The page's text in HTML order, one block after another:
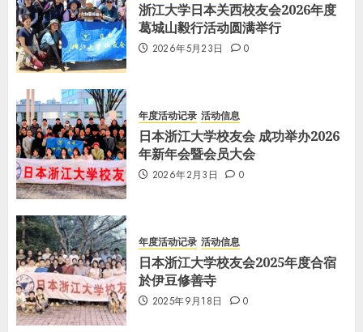
浙江大学日本关西校友会2026年度
葛城山毅行活动圆满举行
2026年5月23日 0
年度活动记录 活动信息
日本浙江大学校友会 成功举办2026
年新年会暨会员大会
2026年2月3日 0
年度活动记录 活动信息
日本浙江大学校友会2025年度合宿
於伊豆修善寺
2025年9月18日 0